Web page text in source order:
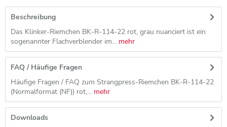
Beschreibung
Das Klinker-Riemchen BK-R-114-22 rot, grau nuanciert ist ein
sogenannter Flachverblender im... mehr
FAQ / Häufige Fragen
Häufige Fragen / FAQ zum Strangpress-Riemchen BK-R-114-22
(Normalformat (NF)) rot,... mehr
Downloads